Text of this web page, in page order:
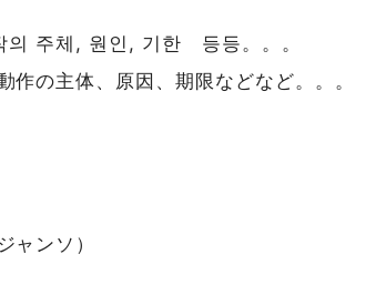
주체, 원인, 기한 등등。。。
作の主体、原因、期限などなど。。。
ンソ）